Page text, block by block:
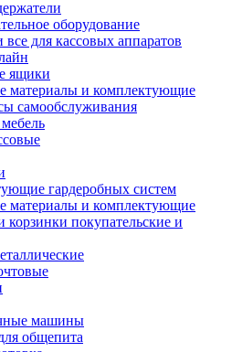
оборудование
для кассовых аппаратов
ящики
материалы и комплектующие
самообслуживания
гардеробных систем
материалы и комплектующие
корзинки покупательские и
машины
общепита